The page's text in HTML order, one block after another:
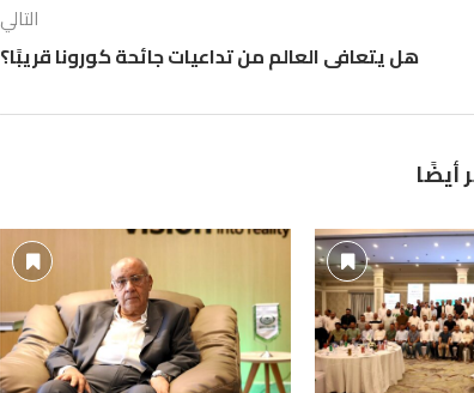
التالي
هل يتعافى العالم من تداعيات جائحة كورونا قريبًا؟
أيضًا